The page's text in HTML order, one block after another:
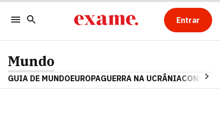
Entrar
Mundo
GUIA DE MUNDOEUROPAGUERRA NA UCRÂNIA